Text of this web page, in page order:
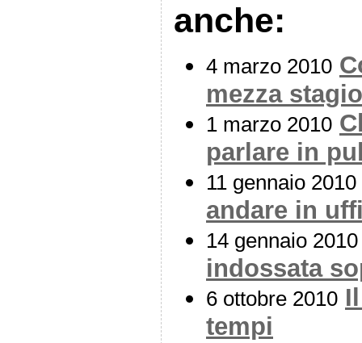
anche:
4 marzo 2010
mezza
1 marzo 2010
parlare in
11 gennaio 2010
andare in
14 gennaio 2010
indossata
6 ottobre 2010
tempi